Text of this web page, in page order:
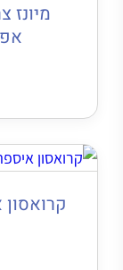
מיונז